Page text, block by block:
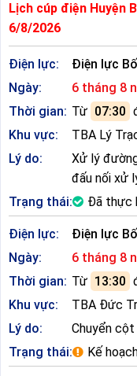
Lịch cúp điện Huyện
6/8/2026
Điện lực:
Điện lực
Ngày:
6 tháng 8
Thời gian: Từ 07:30
Khu vực:
TBA Lý
Lý do:
Xử lý
đấu nối xử
Trạng thái:
Đã thực
Điện lực:
Điện lực
Ngày:
6 tháng 8
Thời gian: Từ 13:30
Khu vực:
TBA Đức
Lý do:
Chuyển
Trạng thái:
Kế